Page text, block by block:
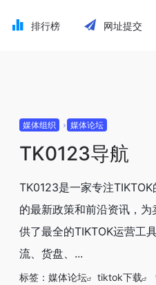
排行榜 网址提交
媒体组织 媒体论坛
TK0123导航
TK0123是一家专注
的最新政策和前沿资讯，
供了最全的TIKTOK运营工
流、货盘、...
标签： 媒体论坛 tiktok下载